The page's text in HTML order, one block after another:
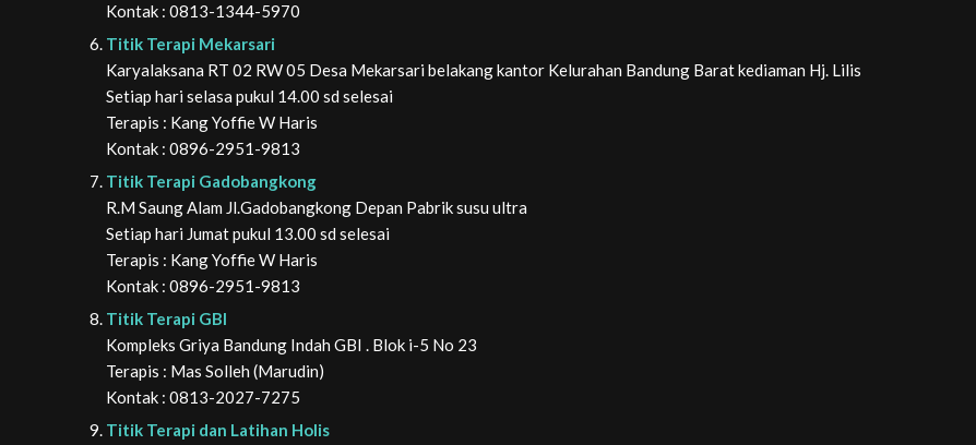
Kontak : 0813-1344-5970
Titik Terapi Mekarsari
Karyalaksana RT 02 RW 05 Desa Mekarsari belakang kantor Kelurahan Bandung Barat kediaman Hj. Lilis
Setiap hari selasa pukul 14.00 sd selesai
Terapis : Kang Yoffie W Haris
Kontak : 0896-2951-9813
Titik Terapi Gadobangkong
R.M Saung Alam Jl.Gadobangkong Depan Pabrik susu ultra
Setiap hari Jumat pukul 13.00 sd selesai
Terapis : Kang Yoffie W Haris
Kontak : 0896-2951-9813
Titik Terapi GBI
Kompleks Griya Bandung Indah GBI . Blok i-5 No 23
Terapis : Mas Solleh (Marudin)
Kontak : 0813-2027-7275
Titik Terapi dan Latihan Holis